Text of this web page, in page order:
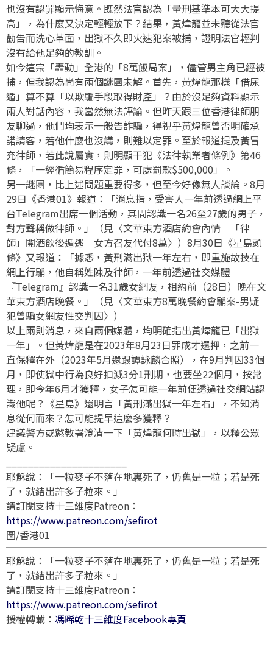
也沒有認罪顯示悔意。既然法官認為「量刑基準本可大大提
高」，為什麼又決定輕輕放下？結果，黃煒龍並未聽從法官
勸告而洗心革面，出獄不久即火速犯案被捕，證明法官輕判
沒有給他足夠的教訓。
如今這宗「轟動」全港的「8萬飯局案」，儘管男主角已經被
捕，但我認為尚有兩個謎團未解。首先，黃煒龍那樣「借尿
遁」算不算「以欺騙手段取得財產」？由於沒足夠資料顯示
兩人對話內容，我當然無法評論。但昨天跟三位香港律師朋
友聊過，他們均表示一般告詐騙，得視乎黃煒龍曾否明確承
諾請客，若他什麼也沒講，則難以定罪。至於報道提及黃冒
充律師，若此說屬實，則明顯干犯《法律執業者條例》第46
條，「一經循簡易程序定罪，可處罰款$500,000」。
另一謎團，比上述問題重要得多，但至今好像無人談論。8月
29日《香港01》報道：「消息指，受害人一年前透過網上平
台Telegram出席一個活動，其間認識一名26至27歲的男子，
對方聲稱做律師。」（見〈文華東方酒店約會內情 「律
師」開酒飲後遁逃 女方召友代付8萬〉）8月30日《星島頭
條》又報道：「據悉，黃刑滿出獄一年左右，即重施故技在
網上行騙，他自稱姓陳及律師，一年前透過社交媒體
『Telegram』認識一名31歲女網友，相約前（28日）晚在文
華東方酒店晚餐。」（見〈文華東方8萬晚餐約會騙案-男疑
犯曾騙女網友性交判囚〉）
以上兩則消息，來自兩個媒體，均明確指出黃煒龍已「出獄
一年」。但黃煒龍是在2023年8月23日罪成才還押，之前一
直保釋在外（2023年5月還跟譚詠麟合照），在9月判囚33個
月，即使獄中行為良好扣減3分1刑期，也要坐22個月，按常
理，即今年6月才獲釋，女子怎可能一年前便透過社交網站認
識他呢？《星島》還明言「黃刑滿出獄一年左右」，不知消
息從何而來？怎可能提早這麼多獲釋？
建議警方或懲教署澄清一下「黃煒龍何時出獄」，以釋公眾
疑慮。
耶穌說：「一粒麥子不落在地裏死了，仍舊是一粒；若是死
了，就結出許多子粒來。」
請訂閱支持十三維度Patreon：
https://www.patreon.com/sefirot
圖/香港01
耶穌說：「一粒麥子不落在地裏死了，仍舊是一粒；若是死
了，就結出許多子粒來。」
請訂閱支持十三維度Patreon：
https://www.patreon.com/sefirot
授權轉載： 馮睎乾十三維度Facebook專頁